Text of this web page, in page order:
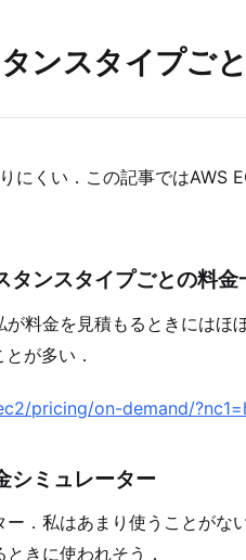
ンスタイプご
にくい．この記事ではAWS
タンスタイプごとの料
料金を見積もるときにはほ
が多い．
pricing/on-demand/
シミュレーター
．私はあまり使うことがな
きに使われそう．